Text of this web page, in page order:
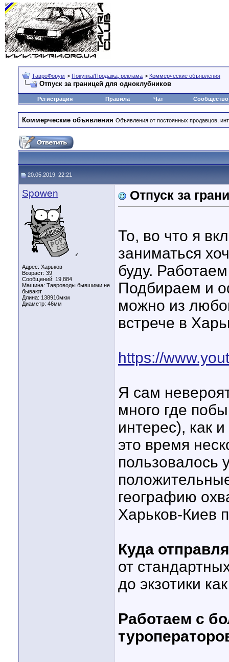
ТавроФорум > Покупка/Продажа, реклама > Коммерческие объявления
Отпуск за границей для одноклубников
Регистрация Правила Чат Сообщество
Коммерческие объявления Объявления от постоянных продавцов,
20.05.2019, 22:21
Spowen
♂
Адрес: Харьков
Возраст: 39
Сообщений: 19,884
Машина: Тавроводы бывшими не
бывают
Длина: 138910мкм
Диаметр: 46мм
Отпуск за
То, во что я
заниматься
буду.
Подбираем и
можно из
встрече в
https://
Я сам
много где
интерес), как
это время
пользовалось
географию
Харьков-Киев
Куда
от
до экзотики
Работаем с